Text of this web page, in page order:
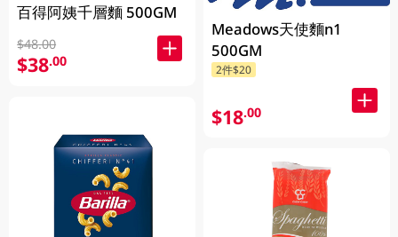
百得阿姨千層麵 500GM
$48.00
$38.00
Meadows天使麵n1
500GM
2件$20
$18.00